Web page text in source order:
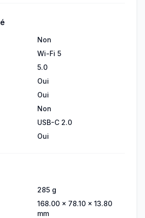
Non
Wi-Fi 5
5.0
Oui
Oui
Non
USB-C 2.0
Oui
285 g
168.00 × 78.10 × 13.80
mm